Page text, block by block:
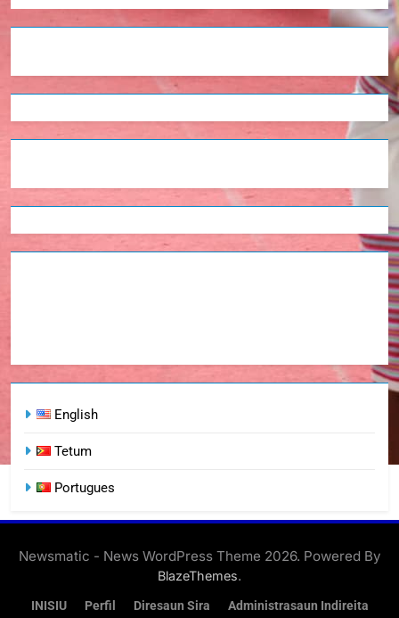
English
Tetum
Portugues
Newsmatic - News WordPress Theme 2026. Powered By
BlazeThemes.
INISIU Perfil Diresaun Sira Administrasaun Indireita